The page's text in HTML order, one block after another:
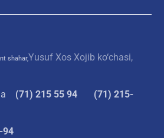
shahar,Yusuf Xos Xojib ko‘chasi,
(71) 215 55 94
(71) 215-
94